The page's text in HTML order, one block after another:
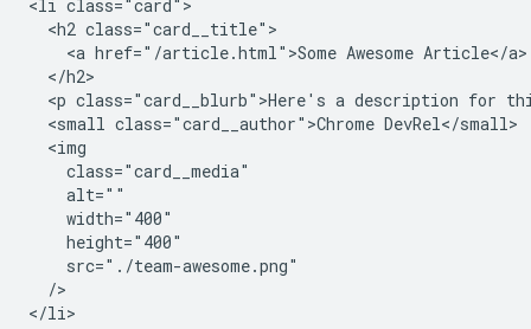
<li class="card">
  <h2 class="card__title">
    <a href="/article.html">Some Awesome Article</a>
  </h2>
<p class="card__blurb">Here's a description for
  <small class="card__author">Chrome DevRel</small>
  <img
    class="card__media"
    alt=""
    width="400"
    height="400"
    src="./team-awesome.png"
  />